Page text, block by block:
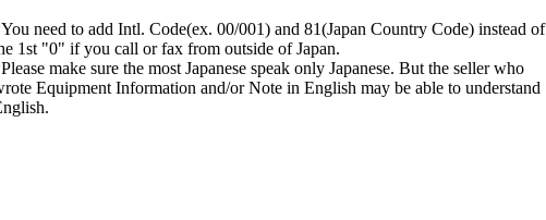
need to add Intl. Code(ex. 00/001) and 81(Japan Country Code) instead of
1st "0" if you call or fax from outside of Japan.
make sure the most Japanese speak only Japanese. But the seller who
Equipment Information and/or Note in English may be able to understand